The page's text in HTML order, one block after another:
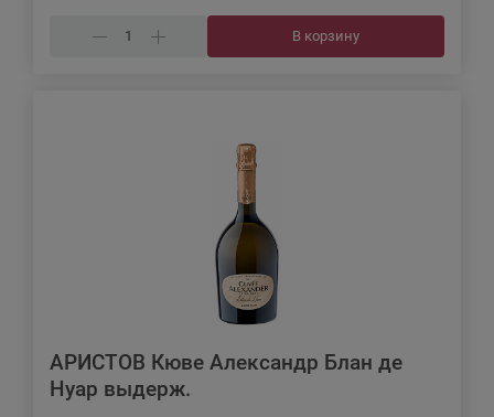
В корзину
АРИСТОВ Кюве Александр Блан де
Нуар выдерж.